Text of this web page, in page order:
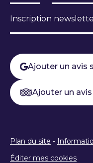
Inscription
Ajouter un avis
Ajouter un
Plan du site -
Éditer mes cookies